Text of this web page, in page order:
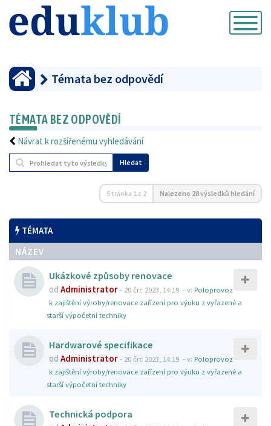
Přepnout
navigaci
Témata bez odpovědí
TÉMATA BEZ ODPOVĚDÍ
Návrat k rozšířenému vyhledávání
Hledat
Stránka 1 z 2 Nalezeno 28 výsledků hledání
TÉMATA
NÁZEV
Ukázkové způsoby renovace
od Administrator- 20 črc 2023, 14:19 - v: Poloprovoz
k zajištění výroby/renovace zařízení pro výuku z vyřazené a
starší výpočetní techniky
Hardwarové specifikace
od Administrator- 20 črc 2023, 14:19 - v: Poloprovoz
k zajištění výroby/renovace zařízení pro výuku z vyřazené a
starší výpočetní techniky
Technická podpora